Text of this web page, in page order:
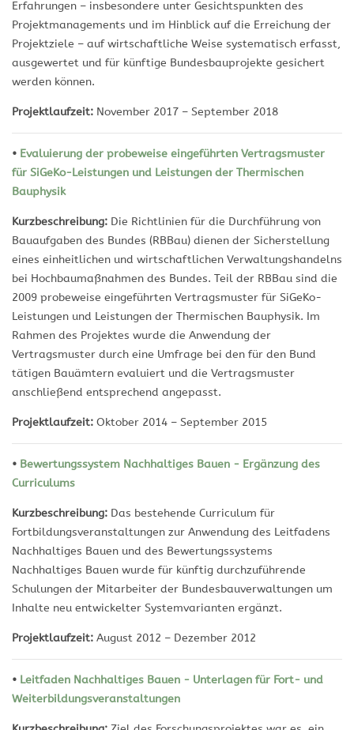
Erfahrungen – insbesondere unter Gesichtspunkten des
Projektmanagements und im Hinblick auf die Erreichung der
Projektziele – auf wirtschaftliche Weise systematisch erfasst,
ausgewertet und für künftige Bundesbauprojekte gesichert
werden können.
Projektlaufzeit: November 2017 – September 2018
• Evaluierung der probeweise eingeführten Vertragsmuster
für SiGeKo-Leistungen und Leistungen der Thermischen
Bauphysik
Kurzbeschreibung: Die Richtlinien für die Durchführung von
Bauaufgaben des Bundes (RBBau) dienen der Sicherstellung
eines einheitlichen und wirtschaftlichen Verwaltungshandelns
bei Hochbaumaßnahmen des Bundes. Teil der RBBau sind die
2009 probeweise eingeführten Vertragsmuster für SiGeKo-
Leistungen und Leistungen der Thermischen Bauphysik. Im
Rahmen des Projektes wurde die Anwendung der
Vertragsmuster durch eine Umfrage bei den für den Bund
tätigen Bauämtern evaluiert und die Vertragsmuster
anschließend entsprechend angepasst.
Projektlaufzeit: Oktober 2014 – September 2015
• Bewertungssystem Nachhaltiges Bauen - Ergänzung des
Curriculums
Kurzbeschreibung: Das bestehende Curriculum für
Fortbildungsveranstaltungen zur Anwendung des Leitfadens
Nachhaltiges Bauen und des Bewertungssystems
Nachhaltiges Bauen wurde für künftig durchzuführende
Schulungen der Mitarbeiter der Bundesbauverwaltungen um
Inhalte neu entwickelter Systemvarianten ergänzt.
Projektlaufzeit: August 2012 – Dezember 2012
• Leitfaden Nachhaltiges Bauen - Unterlagen für Fort- und
Weiterbildungsveranstaltungen